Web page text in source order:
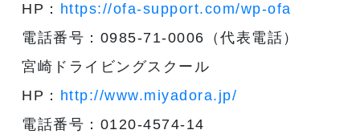
HP： https://ofa-support.com/wp-ofa
電話番号：0985-71-0006（代表電話）
宮崎ドライビングスクール
HP： http://www.miyadora.jp/
電話番号：0120-4574-14